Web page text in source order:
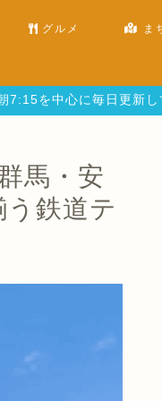
グルメ ま
7:15を中心に毎日更新
馬・安
鉄道テ